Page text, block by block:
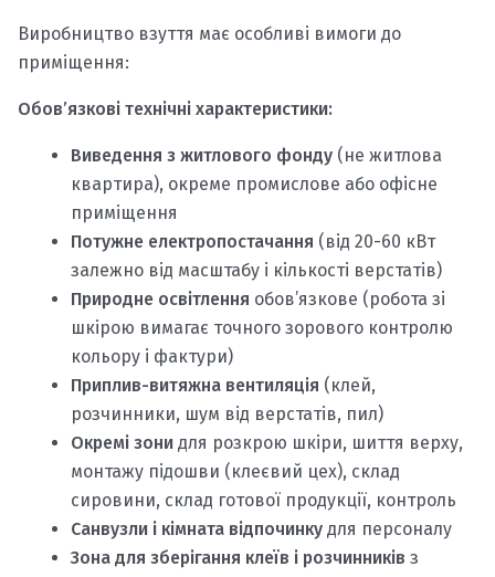
Виробництво взуття має особливі вимоги до
приміщення:
Обов’язкові технічні характеристики:
Виведення з житлового фонду (не житлова
квартира), окреме промислове або офісне
приміщення
Потужне електропостачання (від 20-60 кВт
залежно від масштабу і кількості верстатів)
Природне освітлення обов’язкове (робота зі
шкірою вимагає точного зорового контролю
кольору і фактури)
Приплив-витяжна вентиляція (клей,
розчинники, шум від верстатів, пил)
Окремі зони для розкрою шкіри, шиття верху,
монтажу підошви (клеєвий цех), склад
сировини, склад готової продукції, контроль
Санвузли і кімната відпочинку для персоналу
Зона для зберігання клеїв і розчинників з